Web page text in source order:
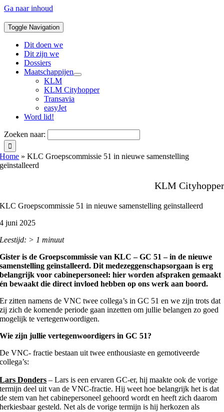
Ga naar inhoud
Toggle Navigation
Dit doen we
Dit zijn we
Dossiers
Maatschappijen
KLM
KLM Cityhopper
Transavia
easyJet
Word lid!
Zoeken naar:
Home »KLC Groepscommissie 51 in nieuwe samenstelling
geïnstalleerd
KLM Cityhopper
KLC Groepscommissie 51 in nieuwe samenstelling geïnstalleerd
4 juni 2025
Leestijd: > 1 minuut
Gister is de Groepscommissie van KLC – GC 51 – in de nieuwe
samenstelling geïnstalleerd. Dit medezeggenschapsorgaan is erg
belangrijk voor cabinepersoneel: hier worden afspraken gemaakt
én bewaakt die direct invloed hebben op ons werk aan boord.
Er zitten namens de VNC twee collega’s in GC 51 en we zijn trots dat
zij zich de komende periode gaan inzetten om jullie belangen zo goed
mogelijk te vertegenwoordigen.
Wie zijn jullie vertegenwoordigers in GC 51?
De VNC- fractie bestaan uit twee enthousiaste en gemotiveerde
collega’s:
Lars Donders – Lars is een ervaren GC-er, hij maakte ook de vorige
termijn deel uit van de VNC-fractie. Hij weet hoe belangrijk het is dat
de stem van het cabinepersoneel gehoord wordt en heeft zich daarom
herkiesbaar gesteld. Net als de vorige termijn is hij herkozen als